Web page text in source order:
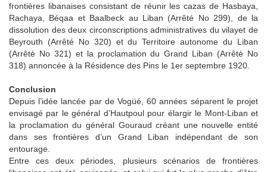
frontières libanaises consistant de réunir les cazas de Hasbaya,
Rachaya, Béqaa et Baalbeck au Liban (Arrêté No 299), de la
dissolution des deux circonscriptions administratives du vilayet de
Beyrouth (Arrêté No 320) et du Territoire autonome du Liban
(Arrêté No 321) et la proclamation du Grand Liban (Arrêté No
318) annoncée à la Résidence des Pins le 1er septembre 1920.
Conclusion
Depuis l’idée lancée par de Vogüé, 60 années séparent le projet
envisagé par le général d’Hautpoul pour élargir le Mont-Liban et
la proclamation du général Gouraud créant une nouvelle entité
dans ses frontières d’un Grand Liban indépendant de son
entourage.
Entre ces deux périodes, plusieurs scénarios de frontières